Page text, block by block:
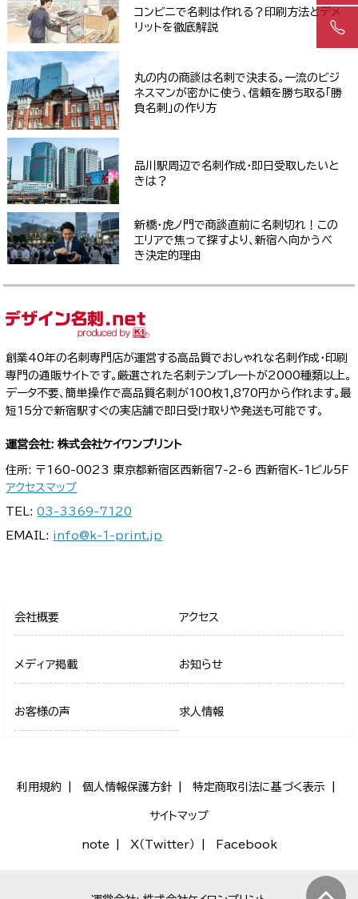
コンビニで名刺は作れる？印刷方法とデメ
リットを徹底解説
丸の内の商談は名刺で決まる。一流のビジ
ネスマンが密かに使う、信頼を勝ち取る「勝
負名刺」の作り方
品川駅周辺で名刺作成・即日受取したいと
きは？
新橋・虎ノ門で商談直前に名刺切れ！この
エリアで焦って探すより、新宿へ向かうべ
き決定的理由
創業40年の名刺専門店が運営する高品質でおしゃれな名刺作成・印刷
専門の通販サイトです。厳選された名刺テンプレートが2000種類以上。
データ不要、簡単操作で高品質名刺が100枚1,870円から作れます。最
短15分で新宿駅すぐの実店舗で即日受け取りや発送も可能です。
運営会社: 株式会社ケイワンプリント
住所: 〒160-0023 東京都新宿区西新宿7-2-6 西新宿K-1ビル5F
アクセスマップ
TEL:03-3369-7120
EMAIL: info@k-1-print.jp
会社概要 アクセス
メディア掲載 お知らせ
お客様の声 求人情報
利用規約 個人情報保護方針 特定商取引法に基づく表示
サイトマップ
note X（Twitter） Facebook